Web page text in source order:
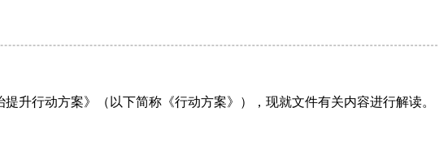
升行动方案》（以下简称《行动方案》），现就文件有关内容进行解读。